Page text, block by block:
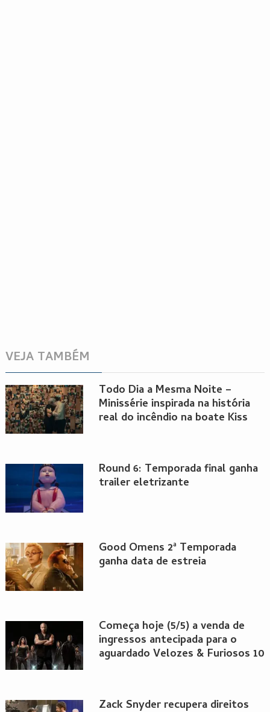
VEJA TAMBÉM
Todo Dia a Mesma Noite –
Minissérie inspirada na história
real do incêndio na boate Kiss
Round 6: Temporada final ganha
trailer eletrizante
Good Omens 2ª Temporada
ganha data de estreia
Começa hoje (5/5) a venda de
ingressos antecipada para o
aguardado Velozes & Furiosos 10
Zack Snyder recupera direitos